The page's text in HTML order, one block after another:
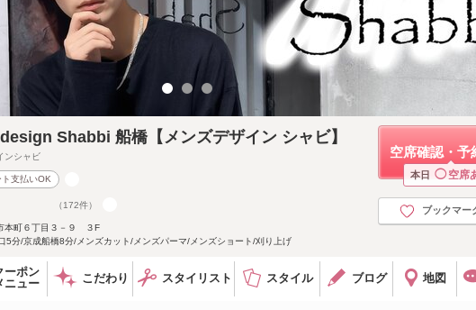
空席確認・予
本日 ◯ 空席
ブックマー
Shabbi 船橋【メンズデザイン シャビ】
ンシャビ
ト支払いOK
（172件）
本町６丁目３－９ ３F
5分/京成船橋8分/メンズカット/メンズパーマ/メンズショート/刈り上げ
ーポン
ニュー
こだわり スタイリスト スタイル ブログ 地図